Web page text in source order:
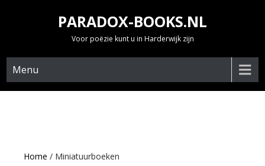
PARADOX-BOOKS.NL
Voor poëzie kunt u in Harderwijk zijn
Menu
Home / Miniatuurboeken